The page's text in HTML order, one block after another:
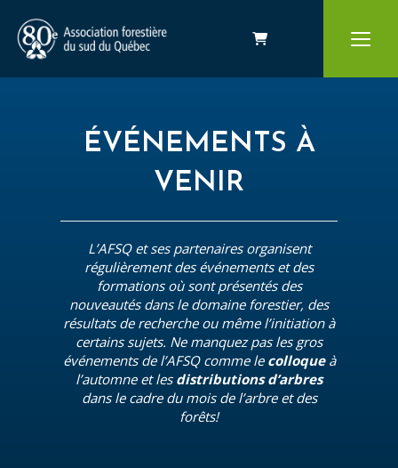
Panier
ÉVÉNEMENTS À
VENIR
L’AFSQ et ses partenaires organisent
régulièrement des événements et des
formations où sont présentés des
nouveautés dans le domaine forestier, des
résultats de recherche ou même l’initiation à
certains sujets. Ne manquez pas les gros
événements de l’AFSQ comme le colloqueà
l’automne et les distributions d’arbres
dans le cadre du mois de l’arbre et des
forêts!